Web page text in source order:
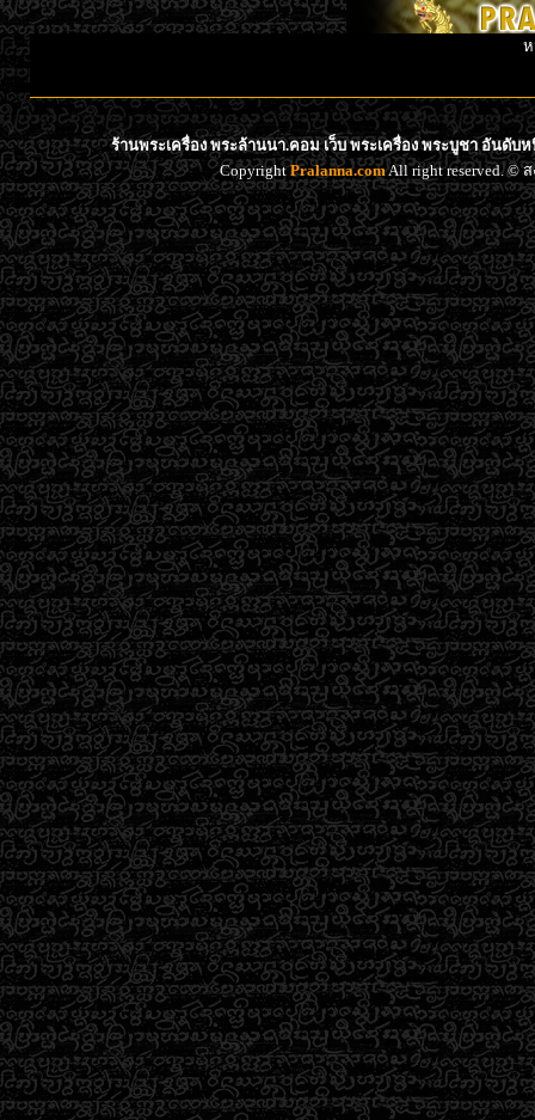
ร้านพระเครื่อง พระล้านนา.คอม เว็บ พระเครื่อง พระบูชา อันดับ
CopyrightPralanna.comAll right reserved. ©